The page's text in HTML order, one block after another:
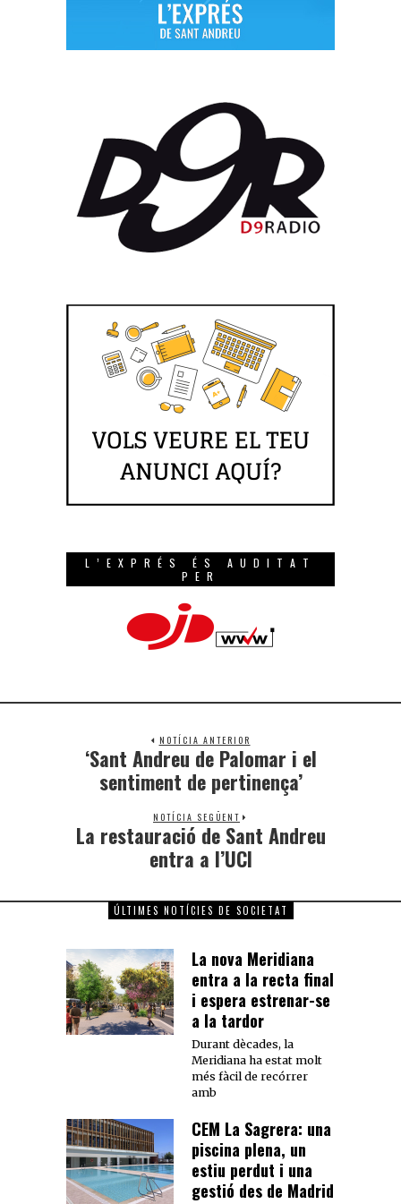
L’EXPRÉS ÉS AUDITAT
PER
NOTÍCIA ANTERIOR
‘Sant Andreu de Palomar i el
sentiment de pertinença’
NOTÍCIA SEGÜENT
La restauració de Sant Andreu
entra a l’UCI
ÚLTIMES NOTÍCIES DE SOCIETAT
La nova Meridiana
entra a la recta final
i espera estrenar-se
a la tardor
Durant dècades, la
Meridiana ha estat molt
més fàcil de recórrer
amb
CEM La Sagrera: una
piscina plena, un
estiu perdut i una
gestió des de Madrid